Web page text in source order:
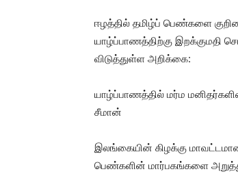
ஈழத்தில் தமிழ்ப் பெண்களை
யாழ்ப்பாணத்திற்கு இறக்குமதி
விடுத்துள்ள அறிக்கை:
யாழ்ப்பாணத்தில் மர்ம
சீமான்
இலங்கையின் கிழக்கு
பெண்களின் மார்பகங்களை